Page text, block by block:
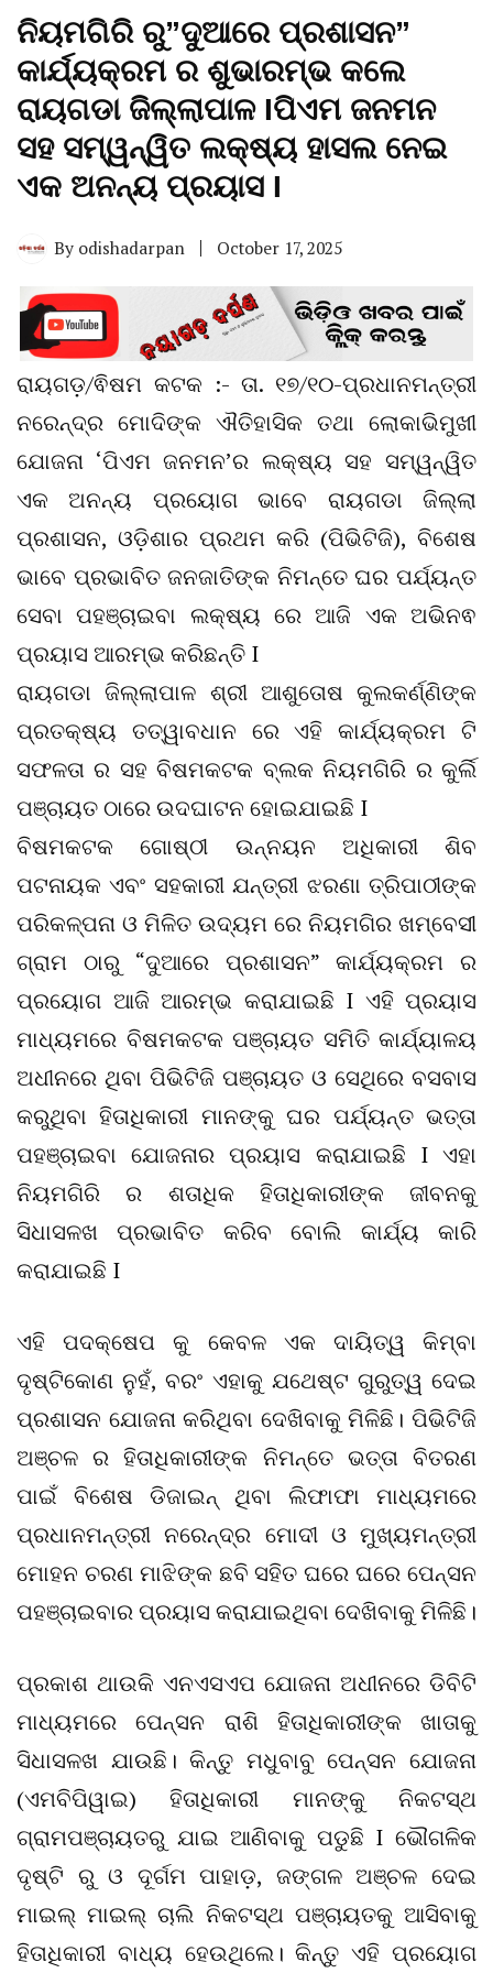
ନିୟମଗିରି ରୁ”ଦୁଆରେ ପ୍ରଶାସନ”
କାର୍ଯ୍ୟକ୍ରମ ର ଶୁଭାରମ୍ଭ କଲେ
ରାୟଗଡା ଜିଲ୍ଲାପାଳ Iପିଏମ ଜନମନ
ସହ ସମ୍ୱନ୍ୱିତ ଲକ୍ଷ୍ୟ ହାସଲ ନେଇ
ଏକ ଅନନ୍ୟ ପ୍ରୟାସ I
By odishadarpan October 17, 2025
ରାୟଗଡ଼/ଵିଷମ କଟକ :- ତା. ୧୭/୧୦-ପ୍ରଧାନମନ୍ତ୍ରୀ
ନରେନ୍ଦ୍ର ମୋଦିଙ୍କ ଐତିହାସିକ ତଥା ଲୋକାଭିମୁଖୀ
ଯୋଜନା ‘ପିଏମ ଜନମନ’ର ଲକ୍ଷ୍ୟ ସହ ସମ୍ୱନ୍ୱିତ
ଏକ ଅନନ୍ୟ ପ୍ରୟୋଗ ଭାବେ ରାୟଗଡା ଜିଲ୍ଲା
ପ୍ରଶାସନ, ଓଡ଼ିଶାର ପ୍ରଥମ କରି (ପିଭିଟିଜି), ବିଶେଷ
ଭାବେ ପ୍ରଭାବିତ ଜନଜାତିଙ୍କ ନିମନ୍ତେ ଘର ପର୍ଯ୍ୟନ୍ତ
ସେବା ପହଞ୍ଚାଇବା ଲକ୍ଷ୍ୟ ରେ ଆଜି ଏକ ଅଭିନଵ
ପ୍ରୟାସ ଆରମ୍ଭ କରିଛନ୍ତି I
ରାୟଗଡା ଜିଲ୍ଲାପାଳ ଶ୍ରୀ ଆଶୁତୋଷ କୁଲକର୍ଣ୍ଣିଙ୍କ
ପ୍ରତକ୍ଷ୍ୟ ତତ୍ୱାବଧାନ ରେ ଏହି କାର୍ଯ୍ୟକ୍ରମ ଟି
ସଫଳତା ର ସହ ବିଷମକଟକ ବ୍ଲକ ନିୟମଗିରି ର କୁର୍ଲି
ପଞ୍ଚାୟତ ଠାରେ ଉଦଘାଟନ ହୋଇଯାଇଛି I
ବିଷମକଟକ ଗୋଷ୍ଠୀ ଉନ୍ନୟନ ଅଧିକାରୀ ଶିବ
ପଟନାୟକ ଏବଂ ସହକାରୀ ଯନ୍ତ୍ରୀ ଝରଣା ତ୍ରିପାଠୀଙ୍କ
ପରିକଳ୍ପନା ଓ ମିଳିତ ଉଦ୍ୟମ ରେ ନିୟମଗିର ଖମ୍ବେସୀ
ଗ୍ରାମ ଠାରୁ “ଦୁଆରେ ପ୍ରଶାସନ” କାର୍ଯ୍ୟକ୍ରମ ର
ପ୍ରୟୋଗ ଆଜି ଆରମ୍ଭ କରାଯାଇଛି I ଏହି ପ୍ରୟାସ
ମାଧ୍ୟମରେ ବିଷମକଟକ ପଞ୍ଚାୟତ ସମିତି କାର୍ଯ୍ୟାଳୟ
ଅଧୀନରେ ଥିବା ପିଭିଟିଜି ପଞ୍ଚାୟତ ଓ ସେଥିରେ ବସବାସ
କରୁଥିବା ହିତାଧିକାରୀ ମାନଙ୍କୁ ଘର ପର୍ଯ୍ୟନ୍ତ ଭତ୍ତା
ପହଞ୍ଚାଇବା ଯୋଜନାର ପ୍ରୟାସ କରାଯାଇଛି I ଏହା
ନିୟମଗିରି ର ଶତାଧିକ ହିତାଧିକାରୀଙ୍କ ଜୀବନକୁ
ସିଧାସଳଖ ପ୍ରଭାବିତ କରିବ ବୋଲି କାର୍ଯ୍ୟ କାରି
କରାଯାଇଛି I
ଏହି ପଦକ୍ଷେପ କୁ କେବଳ ଏକ ଦାୟିତ୍ୱ କିମ୍ବା
ଦୃଷ୍ଟିକୋଣ ନୁହଁ, ବରଂ ଏହାକୁ ଯଥେଷ୍ଟ ଗୁରୁତ୍ୱ ଦେଇ
ପ୍ରଶାସନ ଯୋଜନା କରିଥିବା ଦେଖିବାକୁ ମିଳିଛି। ପିଭିଟିଜି
ଅଞ୍ଚଳ ର ହିତାଧିକାରୀଙ୍କ ନିମନ୍ତେ ଭତ୍ତା ବିତରଣ
ପାଇଁ ବିଶେଷ ଡିଜାଇନ୍ ଥିବା ଲିଫାଫା ମାଧ୍ୟମରେ
ପ୍ରଧାନମନ୍ତ୍ରୀ ନରେନ୍ଦ୍ର ମୋଦୀ ଓ ମୁଖ୍ୟମନ୍ତ୍ରୀ
ମୋହନ ଚରଣ ମାଝିଙ୍କ ଛବି ସହିତ ଘରେ ଘରେ ପେନ୍ସନ
ପହଞ୍ଚାଇବାର ପ୍ରୟାସ କରାଯାଇଥିବା ଦେଖିବାକୁ ମିଳିଛି।
ପ୍ରକାଶ ଥାଉକି ଏନଏସଏପ ଯୋଜନା ଅଧୀନରେ ଡିବିଟି
ମାଧ୍ୟମରେ ପେନ୍ସନ ରାଶି ହିତାଧିକାରୀଙ୍କ ଖାତାକୁ
ସିଧାସଳଖ ଯାଉଛି। କିନ୍ତୁ ମଧୁବାବୁ ପେନ୍ସନ ଯୋଜନା
(ଏମବିପିୱାଇ) ହିତାଧିକାରୀ ମାନଙ୍କୁ ନିକଟସ୍ଥ
ଗ୍ରାମପଞ୍ଚାୟତରୁ ଯାଇ ଆଣିବାକୁ ପଡୁଛି I ଭୌଗଳିକ
ଦୃଷ୍ଟି ରୁ ଓ ଦୂର୍ଗମ ପାହାଡ଼, ଜଙ୍ଗଳ ଅଞ୍ଚଳ ଦେଇ
ମାଇଲ୍ ମାଇଲ୍ ଚାଲି ନିକଟସ୍ଥ ପଞ୍ଚାୟତକୁ ଆସିବାକୁ
ହିତାଧିକାରୀ ବାଧ୍ୟ ହେଉଥିଲେ। କିନ୍ତୁ ଏହି ପ୍ରୟୋଗ